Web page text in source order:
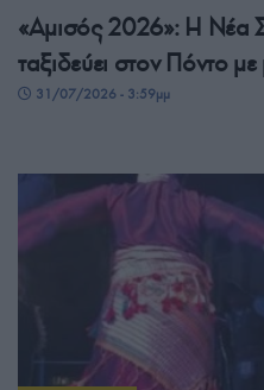
«Αμισός 2026»: Η Νέα
ταξιδεύει στον Πόντο
31/07/2026 - 3:59μμ